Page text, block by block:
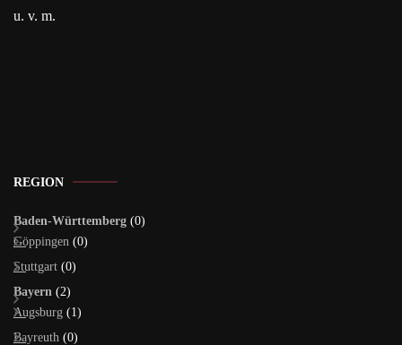
u. v. m.
REGION
Baden-Württemberg (0)
Göppingen (0)
Stuttgart (0)
Bayern (2)
Augsburg (1)
Bayreuth (0)